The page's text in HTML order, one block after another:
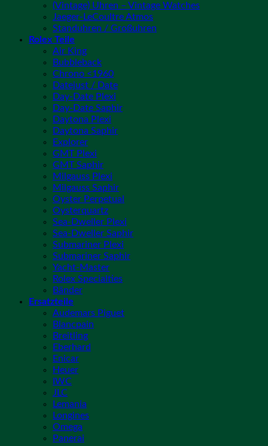
(Vintage) Uhren – Vintage Watches
Jaeger-LeCoultre Atmos
Standuhren / Großuhren
Rolex Teile
Air King
Bubbleback
Chrono <1960
Datejust / Date
Day-Date Plexi
Day-Date Saphir
Daytona Plexi
Daytona Saphir
Explorer
GMT Plexi
GMT Saphir
Milgauss Plexi
Milgauss Saphir
Oyster Perpetual
Oysterquartz
Sea-Dweller Plexi
Sea-Dweller Saphir
Submariner Plexi
Submariner Saphir
Yacht-Master
Rolex Specialties
Bänder
Ersatzteile
Audemars Piguet
Blancpain
Breitling
Eberhard
Enicar
Heuer
IWC
JLC
Lemania
Longines
Omega
Panerai